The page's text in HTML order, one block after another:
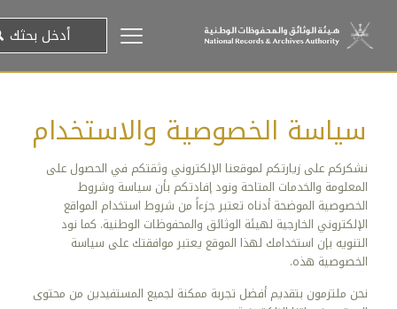
سياسة الخصوصية والاستخدام
نشكركم على زيارتكم لموقعنا الإلكتروني وثقتكم في الحصول على
المعلومة والخدمات المتاحة ونود إفادتكم بأن سياسة وشروط
الخصوصية الموضحة أدناه تعتبر جزءاً من شروط استخدام المواقع
الإلكتروني الخارجية لهيئة الوثائق والمحفوظات الوطنية. كما نود
التنويه بإن استخدامك لهذا الموقع يعتبر موافقتك على سياسة
الخصوصية هذه.
نحن ملتزمون بتقديم أفضل تجربة ممكنة لجميع المستفيدين من محتوى